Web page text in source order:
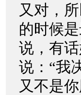
又对，
的时候
说，有
说：“我
又不是